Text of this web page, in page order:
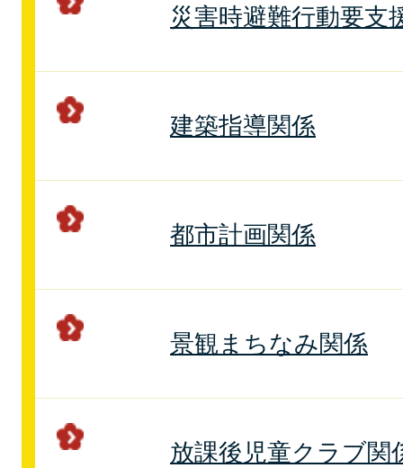
災害時避難行動要支
建築指導関係
都市計画関係
景観まちなみ関係
放課後児童クラブ関